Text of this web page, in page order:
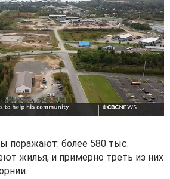
поражают: более 580 тыс.
жилья, и примерно треть из них